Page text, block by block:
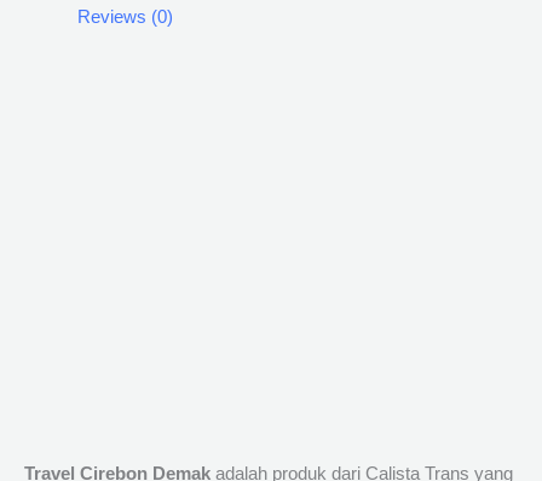
Reviews (0)
Travel Cirebon Demak adalah produk dari Calista Trans yang